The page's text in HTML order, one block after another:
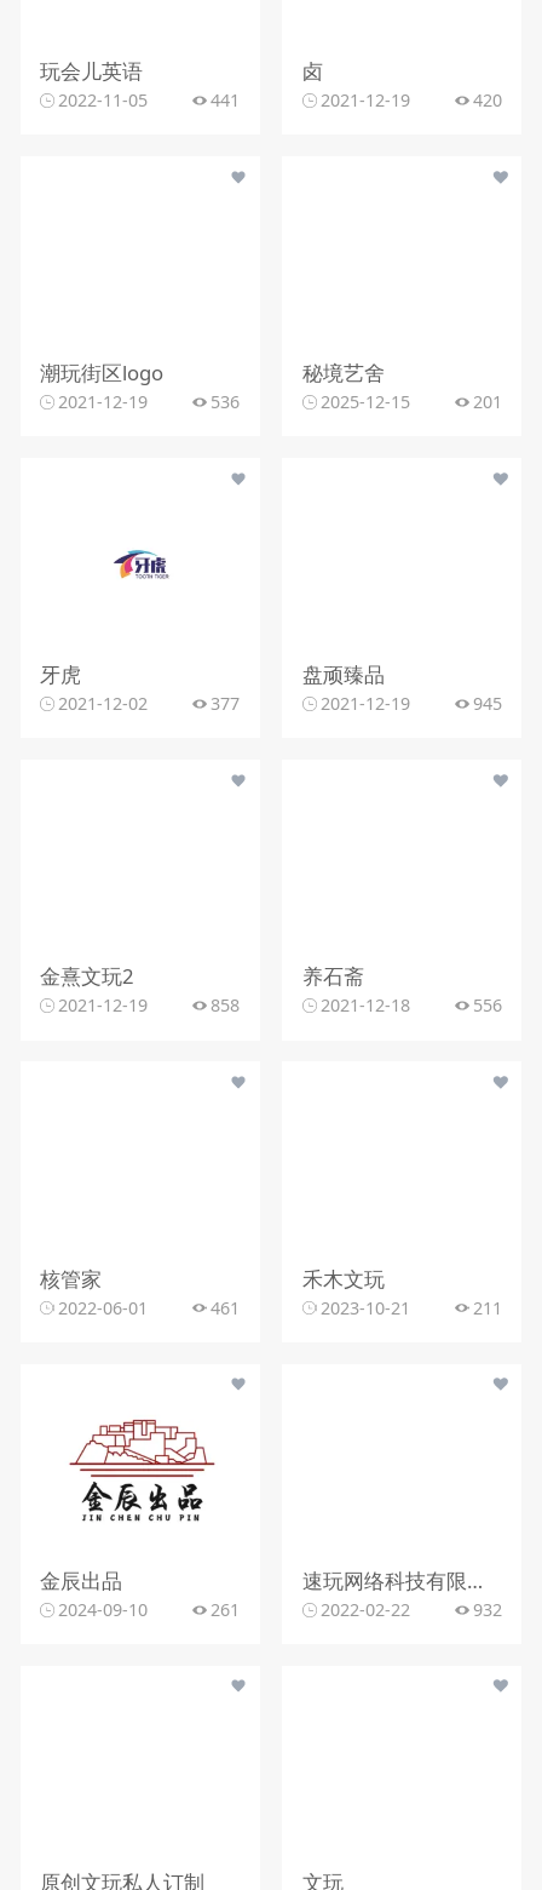
玩会儿英语
2022-11-05 441
卤
2021-12-19 420
潮玩街区logo
2021-12-19 536
秘境艺舍
2025-12-15 201
牙虎
2021-12-02 377
盘顽臻品
2021-12-19 945
金熹文玩2
2021-12-19 858
养石斋
2021-12-18 556
核管家
2022-06-01 461
禾木文玩
2023-10-21 211
金辰出品
2024-09-10 261
速玩网络科技有限公司
2022-02-22 932
原创文玩私人订制 文玩